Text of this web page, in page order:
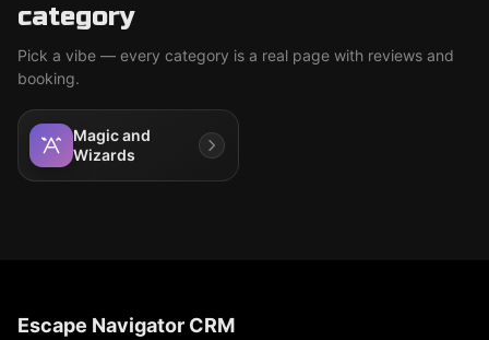
category
Pick a vibe — every category is a real page with reviews and
booking.
Magic and
Wizards
Escape Navigator CRM